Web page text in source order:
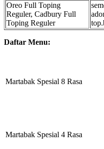
Oreo Full Toping
Reguler, Cadbury Full
Toping Reguler
Daftar Menu:
Martabak Spesial 8 Rasa
Martabak Spesial 4 Rasa